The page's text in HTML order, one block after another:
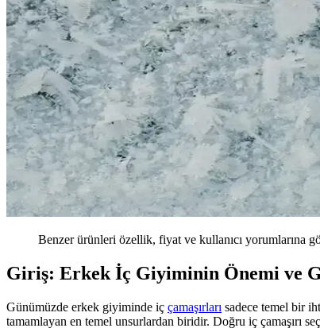
Benzer ürünleri özellik, fiyat ve kullanıcı yorumlarına
Giriş: Erkek İç Giyiminin Önemi ve
Günümüzde erkek giyiminde iç çamaşırları sadece temel bir
tamamlayan en temel unsurlardan biridir. Doğru iç çamaşırı